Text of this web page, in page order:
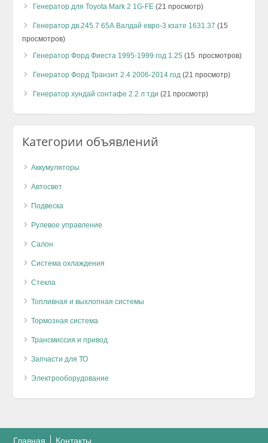
Генератор для Toyota Mark 2 1G-FE (21 просмотр)
Генератор дв.245.7 65А Валдай евро-3 кзате 1631.37 (15
просмотров)
Генератор Форд Фиеста 1995-1999 год 1.25 (15 просмотров)
Генератор Форд Транзит 2.4 2006-2014 год (21 просмотр)
Генератор хундай сонтафе 2.2 л тди (21 просмотр)
Категории объявлений
Аккумуляторы
Автосвет
Подвеска
Рулевое управление
Салон
Система охлаждения
Стекла
Топливная и выхлопная системы
Тормозная система
Трансмиссия и привод
Запчасти для ТО
Электрооборудование
Главная Контакты